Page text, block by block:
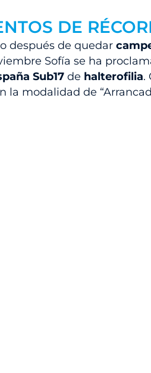
DE
después de quedar
Sofía se ha
Sub17 de halterofilia.
la modalidad de